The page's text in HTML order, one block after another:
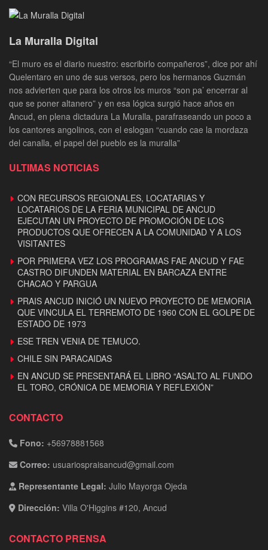
La Muralla Digital
“El muro es el diario nuestro: escribirlo compañeros”, dice por ahí
Quelentaro en uno de sus versos, pero los hermanos Guzmán
nos advierten que para los otros los muros “son pa’ encerrar al
que se poner altanero” y en esa lógica surgió hace años en
Ancud, en plena dictadura La Muralla, parafraseando un poco a
los cantores angolinos, con el eslogan “cuando cae la mordaza
del canalla, el papel del pueblo es la muralla”
ULTIMAS NOTICIAS
CON RECURSOS REGIONALES, LOCATARIAS Y
LOCATARIOS DE LA FERIA MUNICIPAL DE ANCUD
EJECUTAN UN PROYECTO DE PROMOCIÓN DE LOS
PRODUCTOS QUE OFRECEN A LA COMUNIDAD Y A LOS
VISITANTES
POR PRIMERA VEZ LOS PROGRAMAS FAE ANCUD Y FAE
CASTRO DIFUNDEN MATERIAL EN BARCAZA ENTRE
CHACAO Y PARGUA
PRAIS ANCUD INICIÓ UN NUEVO PROYECTO DE MEMORIA
QUE VINCULA EL TERREMOTO DE 1960 CON EL GOLPE DE
ESTADO DE 1973
ESE TREN VENIA DE TEMUCO.
CHILE SIN PARACAIDAS
EN ANCUD SE PRESENTARÁ EL LIBRO “ASALTO AL FUNDO
EL TORO, CRÓNICA DE MEMORIA Y REFLEXIÓN”
CONTACTO
Fono: +56978881568
Correo: usuariospraisancud@gmail.com
Representante Legal: Julio Mayorga Ojeda
Dirección: Villa O'Higgins #120, Ancud
CONTACTO PRENSA